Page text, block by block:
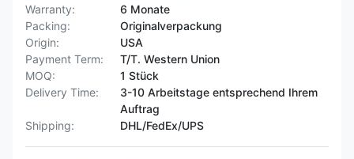
Warranty:
6 Monate
Packing:
Originalverpackung
Origin:
USA
Payment Term:
T/T. Western Union
MOQ:
1 Stück
Delivery Time:
3-10 Arbeitstage entsprechend Ihrem
Auftrag
Shipping:
DHL/FedEx/UPS